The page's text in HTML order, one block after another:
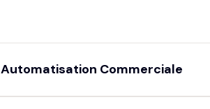
Automatisation Commerciale